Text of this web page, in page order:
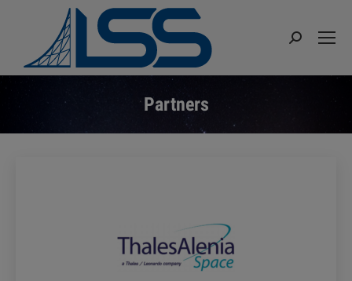
Search:
Partners
You are here: